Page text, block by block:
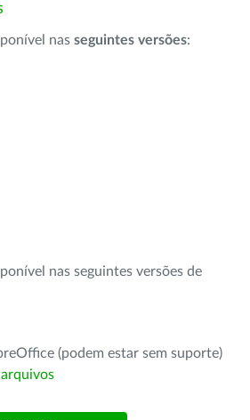
nas seguintes versões:
nas seguintes versões de
(podem estar sem suporte)